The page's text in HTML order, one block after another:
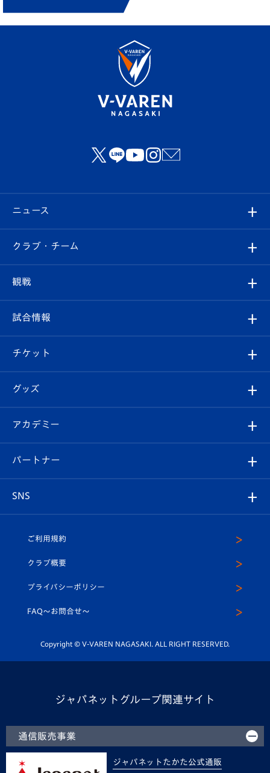
ニュース
すべて
クラブ
試合情報
チケット
イベント
メディア
ホームタウン
クラブ・チーム
クラブ概要
エンブレム紹介
スタッフプロフィール
マスコット紹介
平和祈念活動
ホームタウン活動
観戦
観戦ルール
はじめての観戦ガイド
Revive Team
ヴィヴィくんの長崎おもてなしガイド
試合情報
試合日程/結果
フォトギャラリー
スタジアムグルメ
チケット
チケット
V-LOVERS（ファンクラブ）
プレイヤーズスイート
グッズ
オンラインショップ
店舗情報
アカデミー
育成からのお知らせ
U-18
スクール
パートナー
SNS
ヴィヴィくんインスタグラム
公式LINE＠
ご利用規約
クラブ概要
プライバシーポリシー
FAQ〜お問合せ〜
Copyright © V-VAREN NAGASAKI. ALL RIGHT RESERVED.
ジャパネットグループ関連サイト
通信販売事業
ジャパネットたかた公式通販